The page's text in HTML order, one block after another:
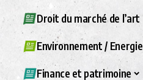
Droit du marché de l’art
Environnement / Energie
Finance et patrimoine